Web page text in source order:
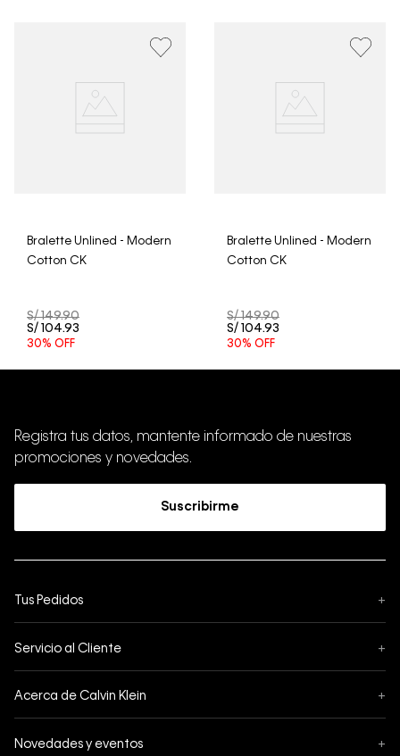
procesará desde el día hábil siguiente. Por higiene y
aceptamos devoluciones en ropa interior y trajes de
Bralette Unlined - Modern
Cotton CK
S/ 149.90
S/ 104.93
30% OFF
Bralette Unlined - Modern
Cotton CK
S/ 149.90
S/ 104.93
30% OFF
Registra tus datos, mantente informado de nuestras
promociones y novedades.
Suscribirme
Tus Pedidos +
Formas de Pago
Servicio al Cliente +
¿Cómo comprar?
Acerca de Calvin Klein +
Novedades y eventos +